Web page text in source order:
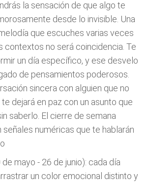
la sensación de que algo te
desde lo invisible. Una
que escuches varias veces
contextos no será coincidencia. Te
un día específico, y ese desvelo
de pensamientos poderosos.
sincera con alguien que no
dejará en paz con un asunto que
saberlo. El cierre de semana
señales numéricas que te hablarán
de mayo - 26 de junio): cada día
un color emocional distinto y